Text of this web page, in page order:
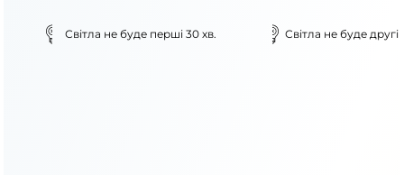
Світла не буде перші 30 хв. Світла не буде другі